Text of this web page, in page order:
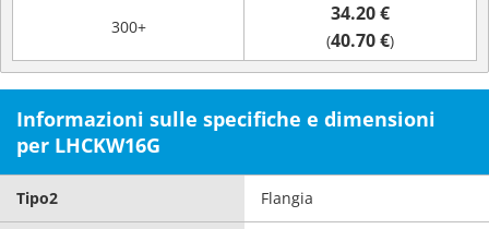
300+
34.20 €
(40.70 €)
Informazioni sulle specifiche e dimensioni
per LHCKW16G
Tipo2 Flangia